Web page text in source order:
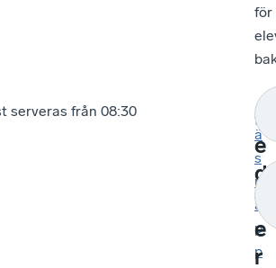
för
serveras från 08:30
L
ä
s
r
a
p
p
M
e
d
v
e
r